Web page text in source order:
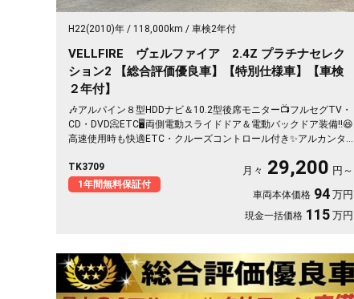
H22(2010)年 118,000km 車検2年付
VELLFIRE ヴェルファイア 2.4Z プラチナセレク
ション2 【総合評価優良車】【特別仕様車】【車検
２年付】
🎶アルパイン８型HDDナビ＆10.2型後席モニター📺フルセグTV・
CD・DVD📀ETC🖥️両側電動スライドドア＆電動バックドア装備‼️😆
高速使用時も快適ETC・クルーズコントロール付き✨アルカンタ
全走行🚗ウォークスルー・キャプテンシート💺オットマンなど高
級感溢れる室内😊左右独立のデュアルエアコンや後席独立のWエ
アコンなど車内の空調も快適🎶月々２万円台～OK👌
TK3709
1年間無料保証付
月々 29,200 円～
車両本体価格 94 万円
現金一括価格 115 万円